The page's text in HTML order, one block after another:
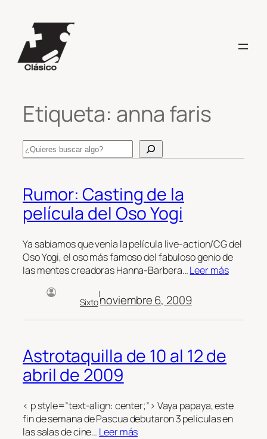
contenido
Etiqueta: anna faris
Search
Rumor: Casting de la
película del Oso Yogi
Ya sabíamos que venía la película live-action/CG del
Oso Yogi, el oso más famoso del fabuloso genio de
las mentes creadoras Hanna-Barbera…Leer más
Sixto
|noviembre 6, 2009
Astrotaquilla de 10 al 12 de
abril de 2009
< p style=”text-align: center;”> Vaya papaya, este
fin de semana de Pascua debutaron 3 películas en
las salas de cine… Leer más